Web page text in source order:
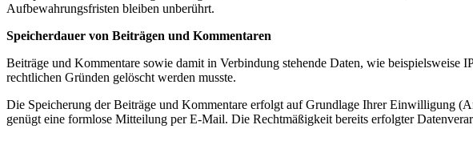
Aufbewahrungsfristen bleiben unberührt.
Speicherdauer von Beiträgen und Kommentaren
Beiträge und Kommentare sowie damit in Verbindung stehende Daten, wie beispielsweise
rechtlichen Gründen gelöscht werden musste.
Die Speicherung der Beiträge und Kommentare erfolgt auf Grundlage Ihrer Einwilligung
genügt eine formlose Mitteilung per E-Mail. Die Rechtmäßigkeit bereits erfolgter